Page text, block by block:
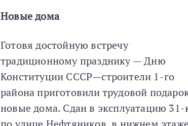
Новые дома
Готовя достойную встречу
традиционному празднику — Дню
Конституции СССР—строители 1-го
района приготовили трудовой
новые дома. Сдан в эксплуатацию